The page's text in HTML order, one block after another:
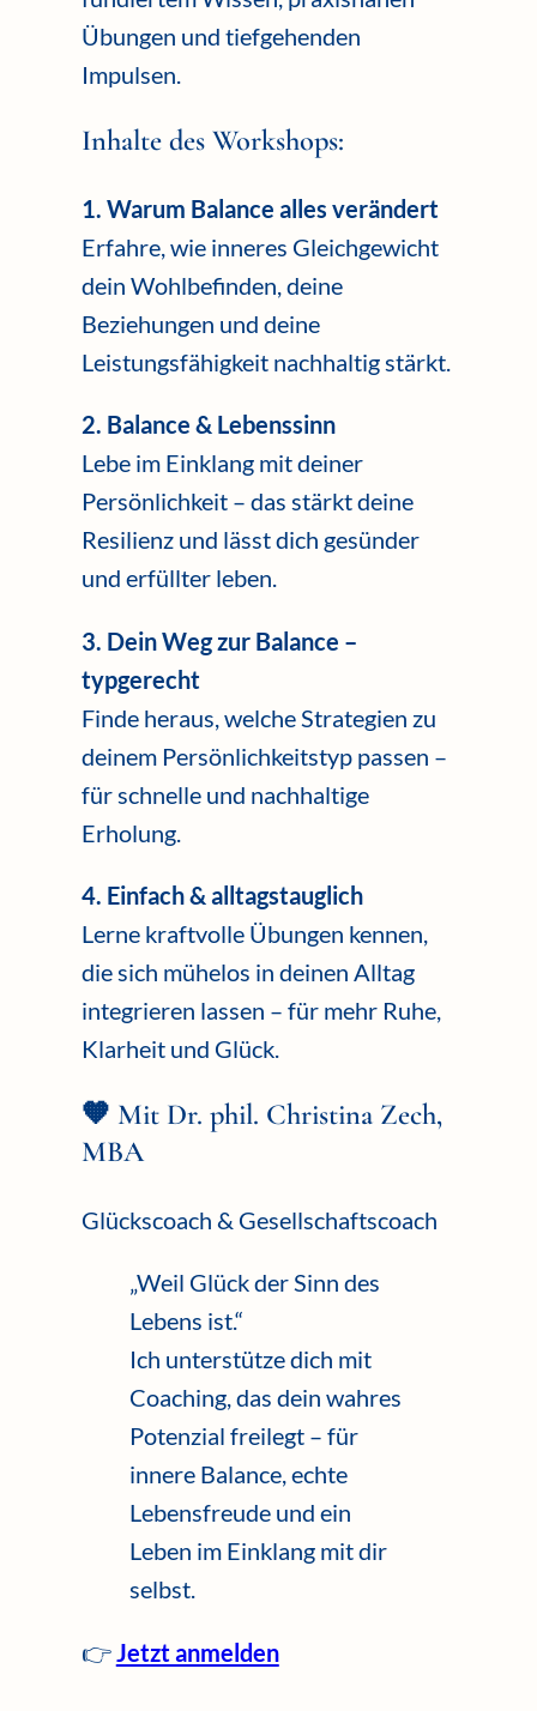
Übungen und tiefgehenden
Impulsen.
Inhalte des Workshops:
1. Warum Balance alles verändert
Erfahre, wie inneres Gleichgewicht
dein Wohlbefinden, deine
Beziehungen und deine
Leistungsfähigkeit nachhaltig stärkt.
2. Balance & Lebenssinn
Lebe im Einklang mit deiner
Persönlichkeit – das stärkt deine
Resilienz und lässt dich gesünder
und erfüllter leben.
3. Dein Weg zur Balance –
typgerecht
Finde heraus, welche Strategien zu
deinem Persönlichkeitstyp passen –
für schnelle und nachhaltige
Erholung.
4. Einfach & alltagstauglich
Lerne kraftvolle Übungen kennen,
die sich mühelos in deinen Alltag
integrieren lassen – für mehr Ruhe,
Klarheit und Glück.
🧡 Mit Dr. phil. Christina Zech,
MBA
Glückscoach & Gesellschaftscoach
„Weil Glück der Sinn des
Lebens ist.“
Ich unterstütze dich mit
Coaching, das dein wahres
Potenzial freilegt – für
innere Balance, echte
Lebensfreude und ein
Leben im Einklang mit dir
selbst.
👉 Jetzt anmelden